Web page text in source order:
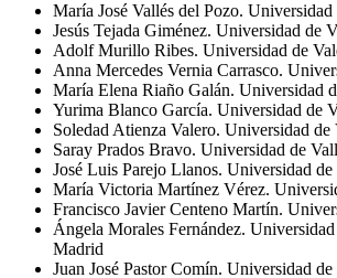
María José Vallés del Pozo.
Jesús Tejada Giménez. Universidad de
Adolf Murillo Ribes. Universidad de
Anna Mercedes Vernia Carrasco.
María Elena Riaño Galán. Universidad
Yurima Blanco García. Universidad de
Soledad Atienza Valero. Universidad de
Saray Prados Bravo. Universidad de
José Luis Parejo Llanos. Universidad
María Victoria Martínez Vérez.
Francisco Javier Centeno Martín.
Ángela Morales Fernández.
Madrid
Juan José Pastor Comín. Universidad